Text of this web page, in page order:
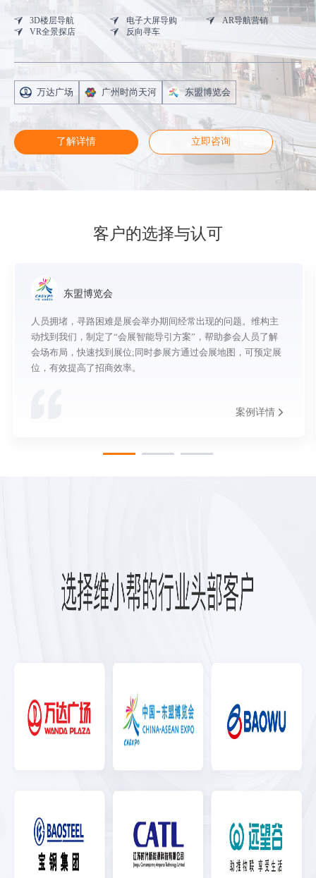
3D楼层导航 电子大屏导购
AR导航营销
VR全景探店
反向寻车
万达广场 广州时尚天河 东盟博览会
了解详情 立即咨询
客户的选择与认可
东盟博览会
人员拥堵，寻路困难是展会举办期间经常出现的问题。维构主
动找到我们，制定了“会展智能导引方案”，帮助参会人员了解
会场布局，快速找到展位;同时参展方通过会展地图，可预定展
位，有效提高了招商效率。
案例详情